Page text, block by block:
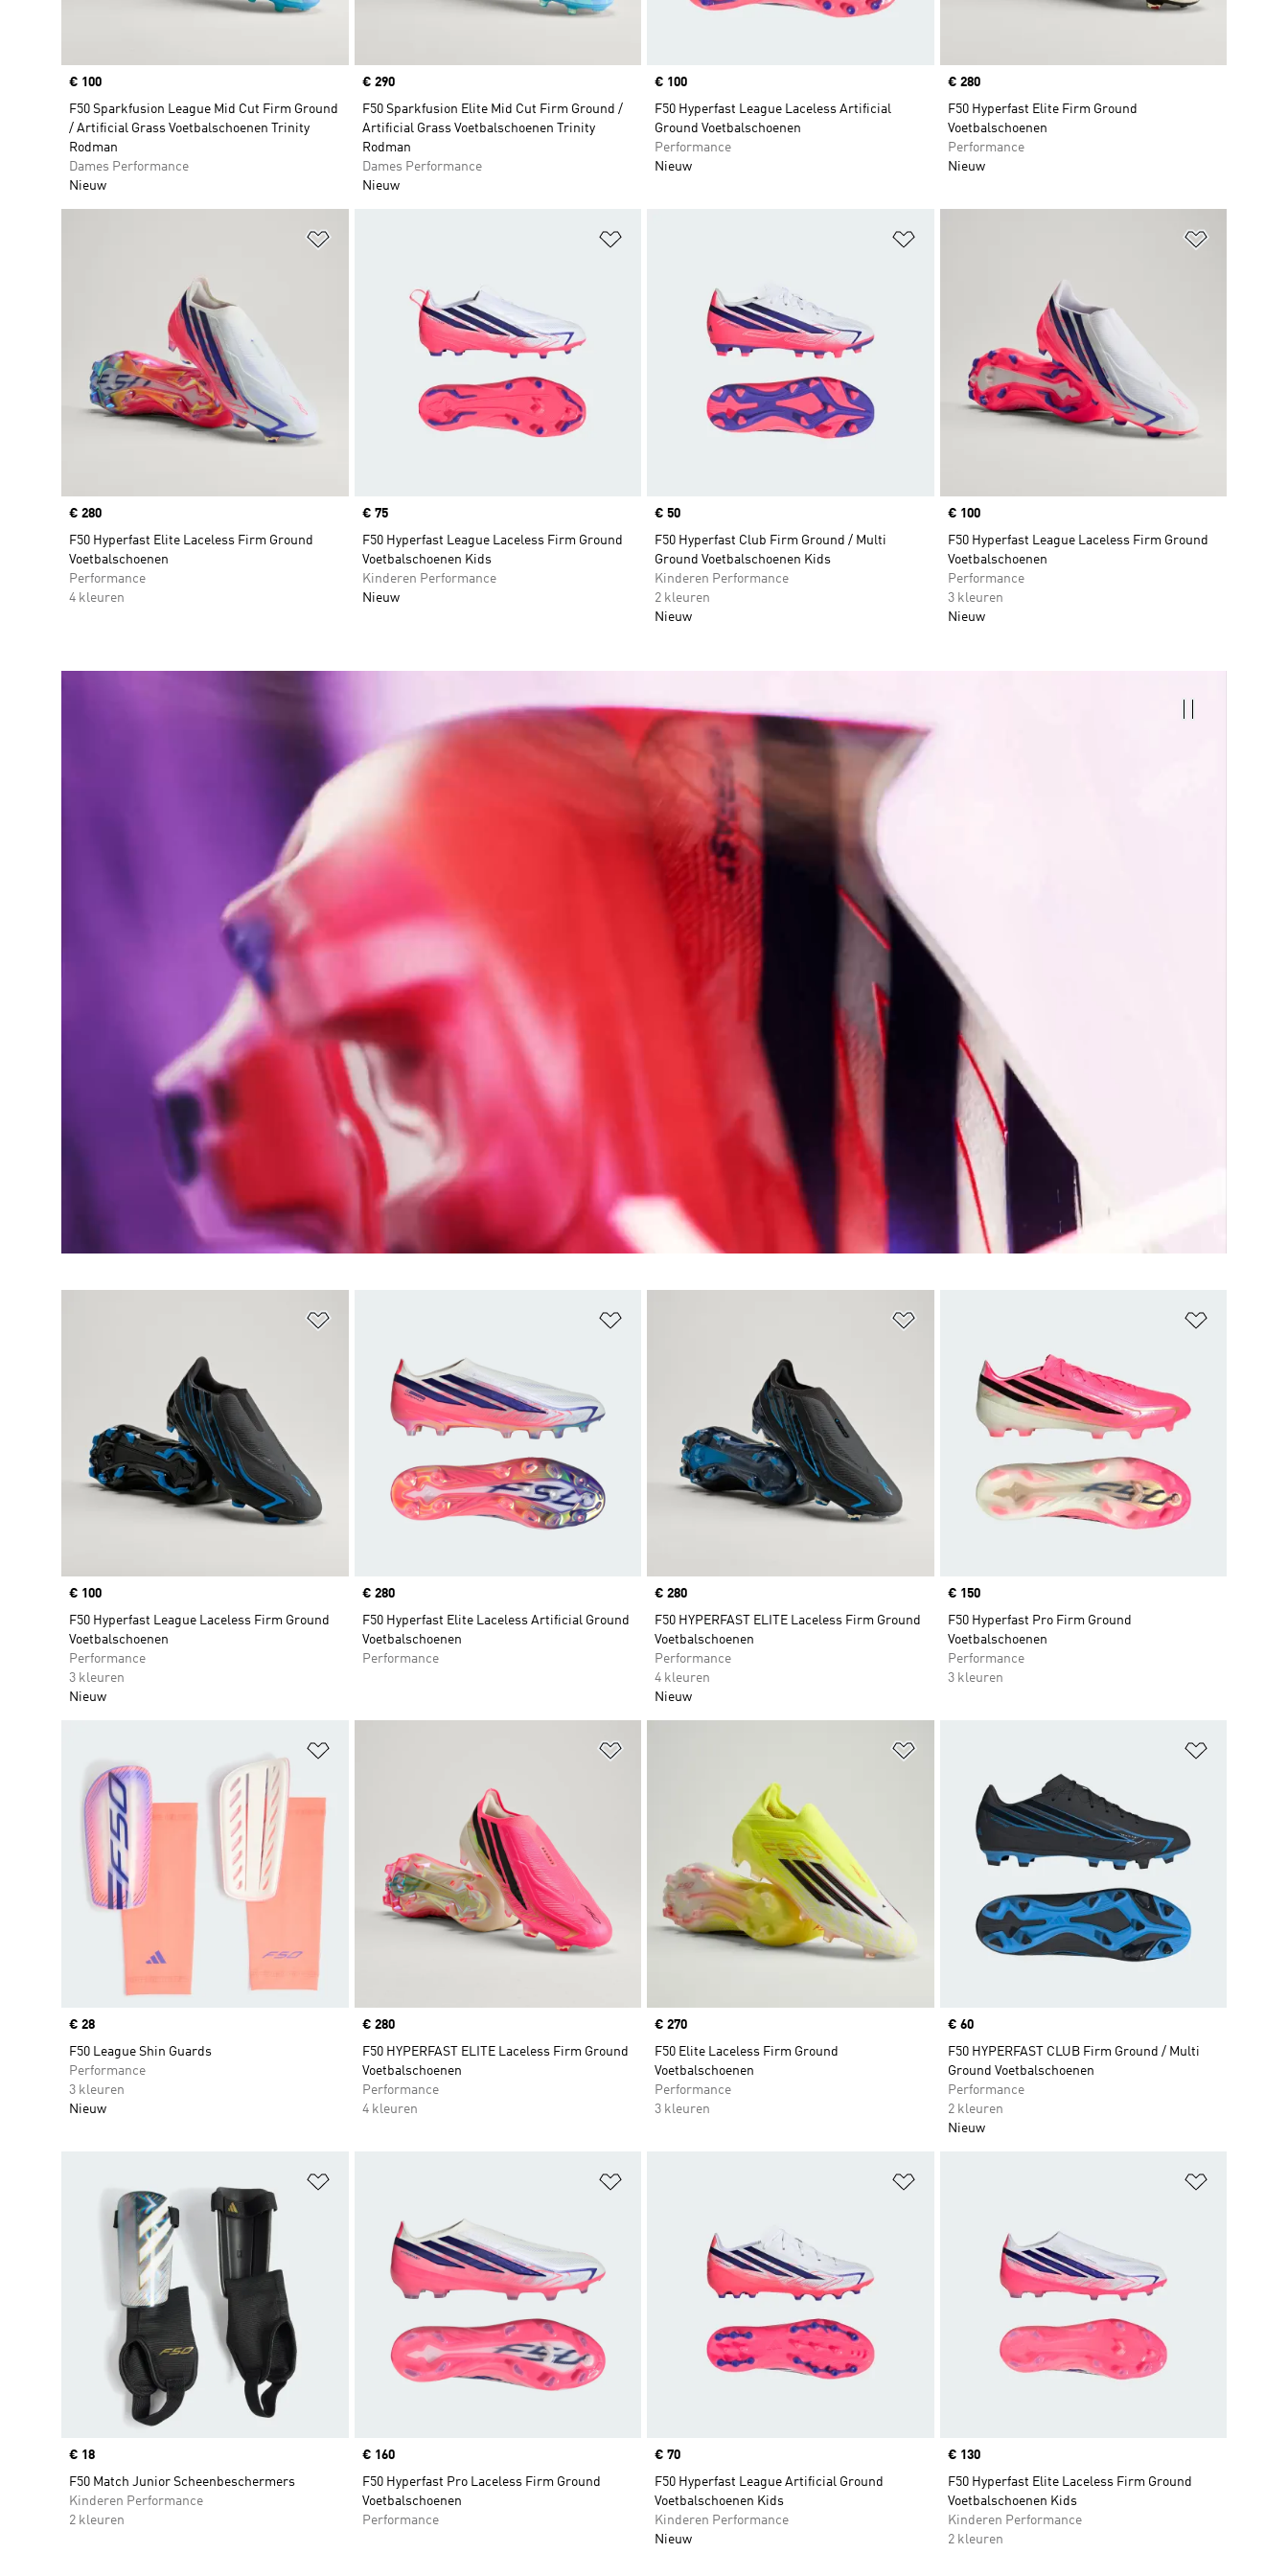
Price
€ 100
F50 Sparkfusion League Mid Cut Firm Ground
/ Artificial Grass Voetbalschoenen Trinity
Rodman
Dames Performance
Nieuw
Price
€ 290
F50 Sparkfusion Elite Mid Cut Firm Ground /
Artificial Grass Voetbalschoenen Trinity
Rodman
Dames Performance
Nieuw
Price
€ 100
F50 Hyperfast League Laceless Artificial
Ground Voetbalschoenen
Performance
Nieuw
Price
€ 280
F50 Hyperfast Elite Firm Ground
Voetbalschoenen
Performance
Nieuw
Price
€ 280
F50 Hyperfast Elite Laceless Firm Ground
Voetbalschoenen
Performance
4 kleuren
Price
€ 75
F50 Hyperfast League Laceless Firm Ground
Voetbalschoenen Kids
Kinderen Performance
Nieuw
Price
€ 50
F50 Hyperfast Club Firm Ground / Multi
Ground Voetbalschoenen Kids
Kinderen Performance
2 kleuren
Nieuw
Price
€ 100
F50 Hyperfast League Laceless Firm Ground
Voetbalschoenen
Performance
3 kleuren
Nieuw
Price
€ 100
F50 Hyperfast League Laceless Firm Ground
Voetbalschoenen
Performance
3 kleuren
Nieuw
Price
€ 280
F50 Hyperfast Elite Laceless Artificial Ground
Voetbalschoenen
Performance
Price
€ 280
F50 HYPERFAST ELITE Laceless Firm Ground
Voetbalschoenen
Performance
4 kleuren
Nieuw
Price
€ 150
F50 Hyperfast Pro Firm Ground
Voetbalschoenen
Performance
3 kleuren
Price
€ 28
F50 League Shin Guards
Performance
3 kleuren
Nieuw
Price
€ 280
F50 HYPERFAST ELITE Laceless Firm Ground
Voetbalschoenen
Performance
4 kleuren
Price
€ 270
F50 Elite Laceless Firm Ground
Voetbalschoenen
Performance
3 kleuren
Price
€ 60
F50 HYPERFAST CLUB Firm Ground / Multi
Ground Voetbalschoenen
Performance
2 kleuren
Nieuw
Price
€ 18
F50 Match Junior Scheenbeschermers
Kinderen Performance
2 kleuren
Price
€ 160
F50 Hyperfast Pro Laceless Firm Ground
Voetbalschoenen
Performance
Price
€ 70
F50 Hyperfast League Artificial Ground
Voetbalschoenen Kids
Kinderen Performance
Nieuw
Price
€ 130
F50 Hyperfast Elite Laceless Firm Ground
Voetbalschoenen Kids
Kinderen Performance
2 kleuren